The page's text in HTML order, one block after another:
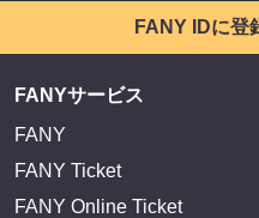
FANY IDに登
FANYサービス
FANY
FANY Ticket
FANY Online Ticket